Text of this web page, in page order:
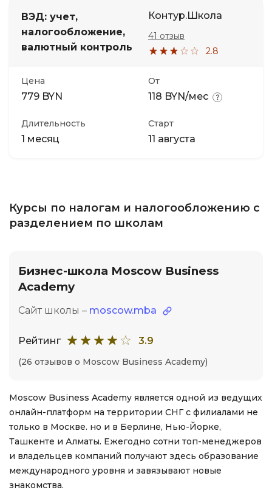
ВЭД: учет,
налогообложение,
валютный контроль
Контур.Школа
2.8
41 отзыв
Цена
779 BYN
От
118 BYN/мес
Длительность
1 месяц
Старт
11 августа
Курсы по налогам и налогообложению с
разделением по школам
Бизнес-школа Moscow Business
Academy
Сайт школы – moscow.mba
Рейтинг 3.9
(26 отзывов о Moscow Business Academy)
Moscow Business Academy является одной из ведущих
онлайн-платформ на территории СНГ с филиалами не
только в Москве. но и в Берлине, Нью-Йорке,
Ташкенте и Алматы. Ежегодно сотни топ-менеджеров
и владельцев компаний получают здесь образование
международного уровня и завязывают новые
знакомства.